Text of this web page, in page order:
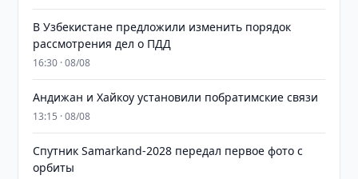
В Узбекистане предложили изменить порядок
рассмотрения дел о ПДД
16:30 · 08/08
Андижан и Хайкоу установили побратимские связи
13:15 · 08/08
Спутник Samarkand-2028 передал первое фото с
орбиты